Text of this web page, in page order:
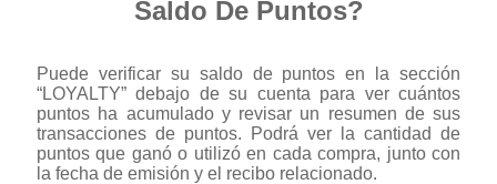
Saldo De Puntos?
Puede verificar su saldo de puntos en la sección
“LOYALTY” debajo de su cuenta para ver cuántos
puntos ha acumulado y revisar un resumen de sus
transacciones de puntos. Podrá ver la cantidad de
puntos que ganó o utilizó en cada compra, junto con
la fecha de emisión y el recibo relacionado.